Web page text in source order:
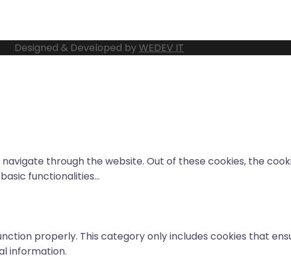
Designed & Developed byWEDEV IT
through the website. Out of these cookies, the
functionalities...
properly. This category only includes cookies that
information.